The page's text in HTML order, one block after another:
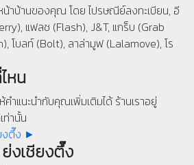
น้าบ้านของคุณ โดย ไปรษณีย์ลงทะเบียน, อี
แฟลช (Flash), J&T, แกร็บ (Grab
โบลท์ (Bolt), ลาล่ามูฟ (Lalamove), โร
หน
คำแนะนำกับคุณเพิ่มเติมได้ ร้านเราอยู่
ท่านั้น
งตึ๊ง ►
งเชียงตึ๊ง